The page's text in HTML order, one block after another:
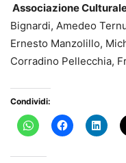
Associazione
Bignardi, Amedeo
Ernesto Manzolillo,
Corradino Pellecchia,
Condividi: